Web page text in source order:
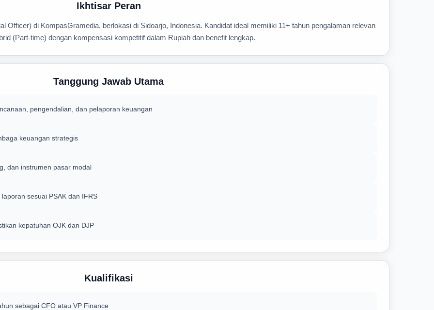
Ikhtisar Peran
Officer) di KompasGramedia, berlokasi di Sidoarjo, Indonesia. Kandidat ideal memiliki 11+ tahun pengalaman relevan
(Part-time) dengan kompensasi kompetitif dalam Rupiah dan benefit lengkap.
Tanggung Jawab Utama
pengendalian, dan pelaporan keuangan
keuangan strategis
dan instrumen pasar modal
sesuai PSAK dan IFRS
kepatuhan OJK dan DJP
Kualifikasi
sebagai CFO atau VP Finance